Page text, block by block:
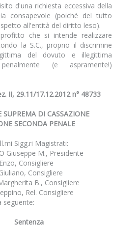
d'una richiesta eccessiva della
consapevole (poiché del tutto
all'entità del diritto leso).
che si intende realizzare
la S.C., proprio il discrimine
del dovuto e illegittima
(e aspramente!)
II, 29.11/17.12.2012 n° 48733
SUPREMA DI CASSAZIONE
SECONDA PENALE
Sigg.ri Magistrati:
Giuseppe M., Presidente
Consigliere
Consigliere
B., Consigliere
Rel. Consigliere
seguente:
Sentenza